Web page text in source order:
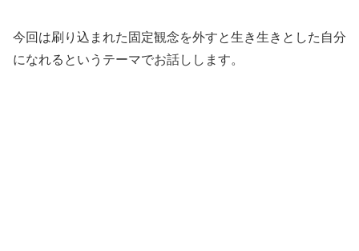
今回は刷り込まれた固定観念を外すと生き生きとした自分
になれるというテーマでお話しします。